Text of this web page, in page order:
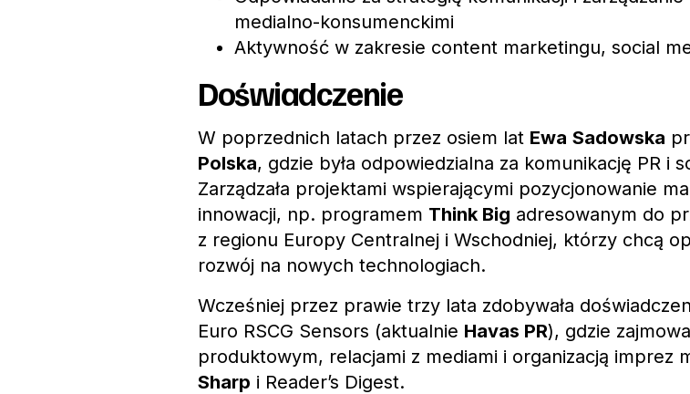
medialno-konsumenckimi
Aktywność w zakresie content marketingu, social
Doświadczenie
W poprzednich latach przez osiem lat Ewa Sadowska
Polska, gdzie była odpowiedzialna za komunikację PR i
Zarządzała projektami wspierającymi pozycjonowanie
innowacji, np. programem Think Big adresowanym do
z regionu Europy Centralnej i Wschodniej, którzy chcą
rozwój na nowych technologiach.
Wcześniej przez prawie trzy lata zdobywała
Euro RSCG Sensors (aktualnie Havas PR), gdzie
produktowym, relacjami z mediami i organizacją imprez
Sharp i Reader’s Digest.